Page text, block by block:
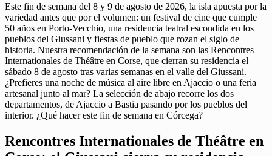
Este fin de semana del 8 y 9 de agosto de 2026, la isla apuesta por la
variedad antes que por el volumen: un festival de cine que cumple
50 años en Porto-Vecchio, una residencia teatral escondida en los
pueblos del Giussani y fiestas de pueblo que rozan el siglo de
historia. Nuestra recomendación de la semana son las Rencontres
Internationales de Théâtre en Corse, que cierran su residencia el
sábado 8 de agosto tras varias semanas en el valle del Giussani.
¿Prefieres una noche de música al aire libre en Ajaccio o una feria
artesanal junto al mar? La selección de abajo recorre los dos
departamentos, de Ajaccio a Bastia pasando por los pueblos del
interior. ¿Qué hacer este fin de semana en Córcega?
Rencontres Internationales de Théâtre en